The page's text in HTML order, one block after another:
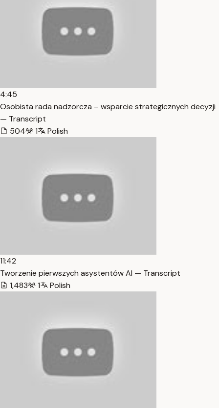
4:45
Osobista rada nadzorcza – wsparcie strategicznych decyzji
— Transcript
504
1 Polish
11:42
Tworzenie pierwszych asystentów AI — Transcript
1,483
1 Polish